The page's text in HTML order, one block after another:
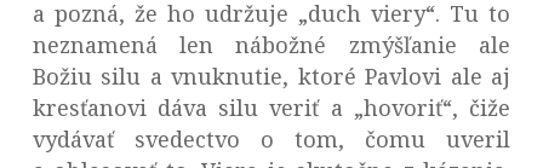
a pozná, že ho udržuje „duch viery“. Tu to
neznamená len nábožné zmýšľanie ale
Božiu silu a vnuknutie, ktoré Pavlovi ale aj
kresťanovi dáva silu veriť a „hovoriť“, čiže
vydávať svedectvo o tom, čomu uveril